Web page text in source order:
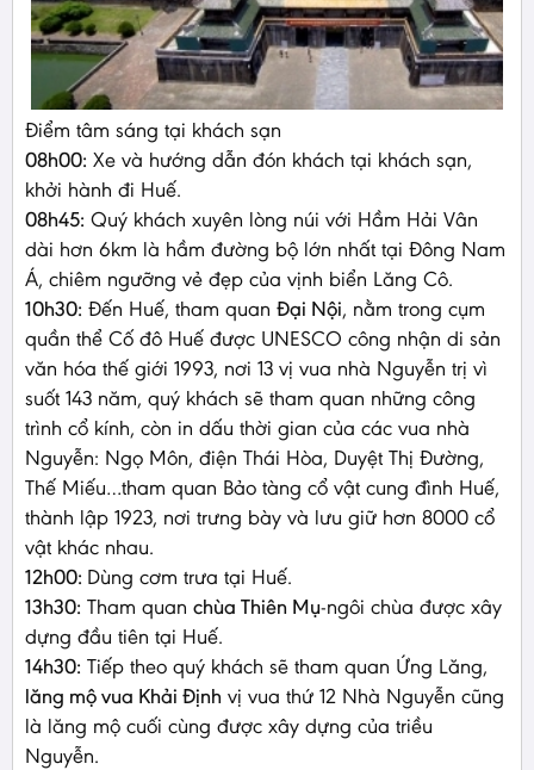
Điểm tâm sáng tại khách sạn
08h00: Xe và hướng dẫn đón khách tại khách sạn,
khởi hành đi Huế.
08h45: Quý khách xuyên lòng núi với Hầm Hải Vân
dài hơn 6km là hầm đường bộ lớn nhất tại Đông Nam
Á, chiêm ngưỡng vẻ đẹp của vịnh biển Lăng Cô.
10h30: Đến Huế, tham quan Đại Nội, nằm trong cụm
quần thể Cố đô Huế được UNESCO công nhận di sản
văn hóa thế giới 1993, nơi 13 vị vua nhà Nguyễn trị vì
suốt 143 năm, quý khách sẽ tham quan những công
trình cổ kính, còn in dấu thời gian của các vua nhà
Nguyễn: Ngọ Môn, điện Thái Hòa, Duyệt Thị Đường,
Thế Miếu…tham quan Bảo tàng cổ vật cung đình Huế,
thành lập 1923, nơi trưng bày và lưu giữ hơn 8000 cổ
vật khác nhau.
12h00: Dùng cơm trưa tại Huế.
13h30: Tham quan chùa Thiên Mụ-ngôi chùa được xây
dựng đầu tiên tại Huế.
14h30: Tiếp theo quý khách sẽ tham quan Ứng Lăng,
lăng mộ vua Khải Định vị vua thứ 12 Nhà Nguyễn cũng
là lăng mộ cuối cùng được xây dựng của triều
Nguyễn.